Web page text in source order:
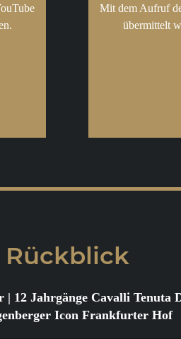
Mit dem Aufruf
übermittelt
Rückblick
| 12 Jahrgänge Cavalli Tenuta
Icon Frankfurter Hof